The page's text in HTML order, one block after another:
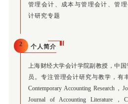
管理会计、成本与管理会计、管
计研究专题
2 个人简介
上海财经大学会计学院副教授，中
员。专注管理会计研究与教学，有
Contemporary Accounting Research，
Journal of Accounting Literature，